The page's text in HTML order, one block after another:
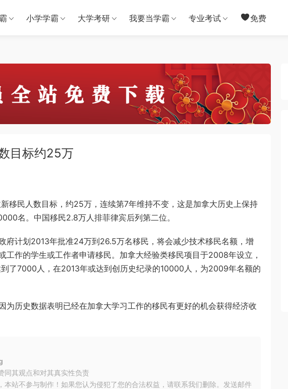
小学学霸 大学考研 我要当学霸 专业考试 免费
目标约25万
移民人数目标，约25万，连续第7年维持不变，这是加拿大历史上保持
名。中国移民2.8万人排菲律宾后列第二位。
府计划2013年批准24万到26.5万名移民，将会减少技术移民名额，增
工作的学生或工作者申请移民。加拿大经验类移民项目于2008年设立，
了7000人，在2013年或达到创历史纪录的10000人，为2009年名额的
为历史数据表明已经在加拿大学习工作的移民有更好的机会获得经济收
同其观点和对其真实性负责
站不参与制作！如果您认为侵犯了您的合法权益，请联系我们删除。发送邮件